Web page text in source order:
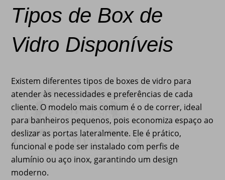
Tipos de Box de
Vidro Disponíveis
Existem diferentes tipos de boxes de vidro para
atender às necessidades e preferências de cada
cliente. O modelo mais comum é o de correr, ideal
para banheiros pequenos, pois economiza espaço ao
deslizar as portas lateralmente. Ele é prático,
funcional e pode ser instalado com perfis de
alumínio ou aço inox, garantindo um design
moderno.